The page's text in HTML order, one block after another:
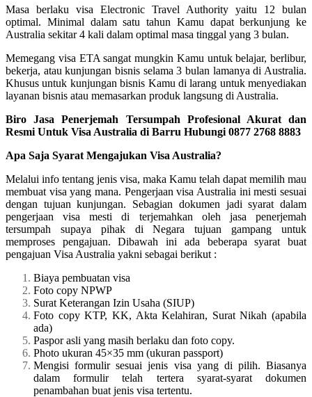
Masa berlaku visa Electronic Travel Authority yaitu 12 bulan
optimal. Minimal dalam satu tahun Kamu dapat berkunjung ke
Australia sekitar 4 kali dalam optimal masa tinggal yang 3 bulan.
Memegang visa ETA sangat mungkin Kamu untuk belajar, berlibur,
bekerja, atau kunjungan bisnis selama 3 bulan lamanya di Australia.
Khusus untuk kunjungan bisnis Kamu di larang untuk menyediakan
layanan bisnis atau memasarkan produk langsung di Australia.
Biro Jasa Penerjemah Tersumpah Profesional Akurat dan
Resmi Untuk Visa Australia di Barru Hubungi 0877 2768 8883
Apa Saja Syarat Mengajukan Visa Australia?
Melalui info tentang jenis visa, maka Kamu telah dapat memilih mau
membuat visa yang mana. Pengerjaan visa Australia ini mesti sesuai
dengan tujuan kunjungan. Sebagian dokumen jadi syarat dalam
pengerjaan visa mesti di terjemahkan oleh jasa penerjemah
tersumpah supaya pihak di Negara tujuan gampang untuk
memproses pengajuan. Dibawah ini ada beberapa syarat buat
pengajuan Visa Australia yakni sebagai berikut :
Biaya pembuatan visa
Foto copy NPWP
Surat Keterangan Izin Usaha (SIUP)
Foto copy KTP, KK, Akta Kelahiran, Surat Nikah (apabila
ada)
Paspor asli yang masih berlaku dan foto copy.
Photo ukuran 45×35 mm (ukuran passport)
Mengisi formulir sesuai jenis visa yang di pilih. Biasanya
dalam formulir telah tertera syarat-syarat dokumen
penambahan buat jenis visa tertentu.